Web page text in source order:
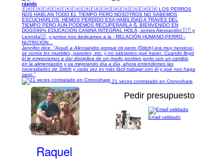
rápido
🇪🇦🇪🇦🇪🇦🇪🇦🇪🇦🇪🇦🇪🇦🇪🇦🇪🇦🇪🇦🇪🇦🇪🇦🇪🇦🇪🇦 LOS PERROS
NOS HABLAN TODO EL TIEMPO PERO NOSOTROS NO SABEMOS
ESCUCHARLOS. HEMOS PERDIDO ESA HABILIDAD A TRAVÉS DEL
TIEMPO PERO AÚN PODEMOS RECUPERARLA 💪 BIENVENIDO EN
DOGS99% EDUCACIÓN CANINA INTEGRAL HOLA, somos Alessandro🇮🇹 y
Leonida🐕‍🦺, y juntos nos dedicamos a la - RELACIÓN HUMANO-PERRO -
NUTRICIÓN...
Jennifer dice: "Acudí a Alessandro porque mi perro (Stitch) era muy nervioso,
se comía los muebles, paredes, etc. y no sabíamos qué hacer. Cuando llegó
él le empezamos a dar disciplina de un modo positivo junto con un cambio
en la alimentación y va mejorando día a día, ahora entendemos las
necesidades de Stitch y cada vez es más fácil trabajar con él y que nos haga
caso."
21 veces contratado en Cronoshare
1/14
Pedir presupuesto
Raquel
Email validado